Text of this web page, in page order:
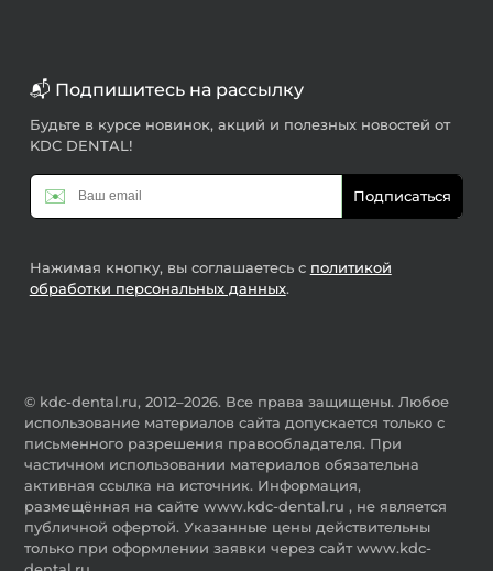
📬 Подпишитесь на рассылку
Будьте в курсе новинок, акций и полезных новостей от
KDC DENTAL!
✉️ Подписаться
Нажимая кнопку, вы соглашаетесь с политикой
обработки персональных данных.
© kdc-dental.ru, 2012–2026. Все права защищены. Любое
использование материалов сайта допускается только с
письменного разрешения правообладателя. При
частичном использовании материалов обязательна
активная ссылка на источник. Информация,
размещённая на сайте www.kdc-dental.ru , не является
публичной офертой. Указанные цены действительны
только при оформлении заявки через сайт www.kdc-